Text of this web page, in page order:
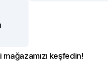
keşfedin!